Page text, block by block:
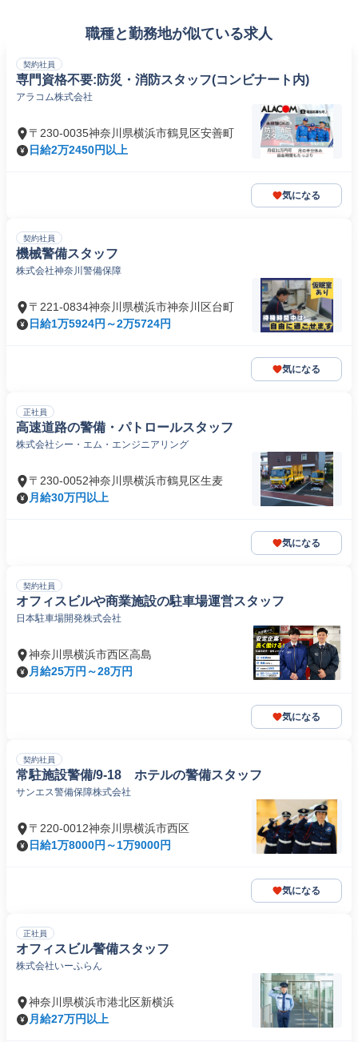
職種と勤務地が似ている求人
契約社員
専門資格不要:防災・消防スタッフ(コンビナート内)
アラコム株式会社
〒230-0035神奈川県横浜市鶴見区安善町
日給2万2450円以上
気になる
契約社員
機械警備スタッフ
株式会社神奈川警備保障
〒221-0834神奈川県横浜市神奈川区台町
日給1万5924円～2万5724円
気になる
正社員
高速道路の警備・パトロールスタッフ
株式会社シー・エム・エンジニアリング
〒230-0052神奈川県横浜市鶴見区生麦
月給30万円以上
気になる
契約社員
オフィスビルや商業施設の駐車場運営スタッフ
日本駐車場開発株式会社
神奈川県横浜市西区高島
月給25万円～28万円
気になる
契約社員
常駐施設警備/9-18 ホテルの警備スタッフ
サンエス警備保障株式会社
〒220-0012神奈川県横浜市西区
日給1万8000円～1万9000円
気になる
正社員
オフィスビル警備スタッフ
株式会社いーふらん
神奈川県横浜市港北区新横浜
月給27万円以上